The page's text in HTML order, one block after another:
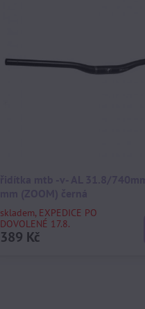
skladem, EXPEDICE PO
DOVOLENÉ 17.8.
389 Kč